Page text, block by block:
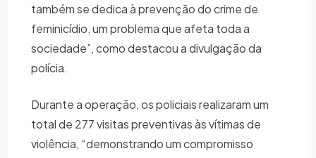
também se dedica à prevenção do crime de
feminicídio, um problema que afeta toda a
sociedade”, como destacou a divulgação da
polícia.
Durante a operação, os policiais realizaram um
total de 277 visitas preventivas às vítimas de
violência, “demonstrando um compromisso